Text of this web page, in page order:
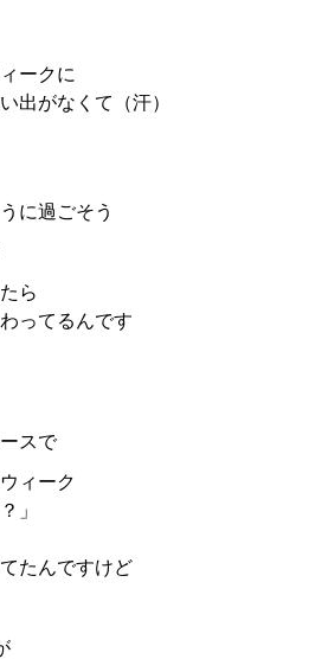
ークに
出がなくて（汗）
に過ごそう
ら
ってるんです
スで
ィーク
」
たんですけど